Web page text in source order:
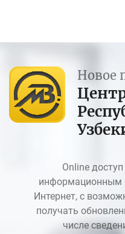
Новое
Online
информационным
Интернет, с
получать
числе